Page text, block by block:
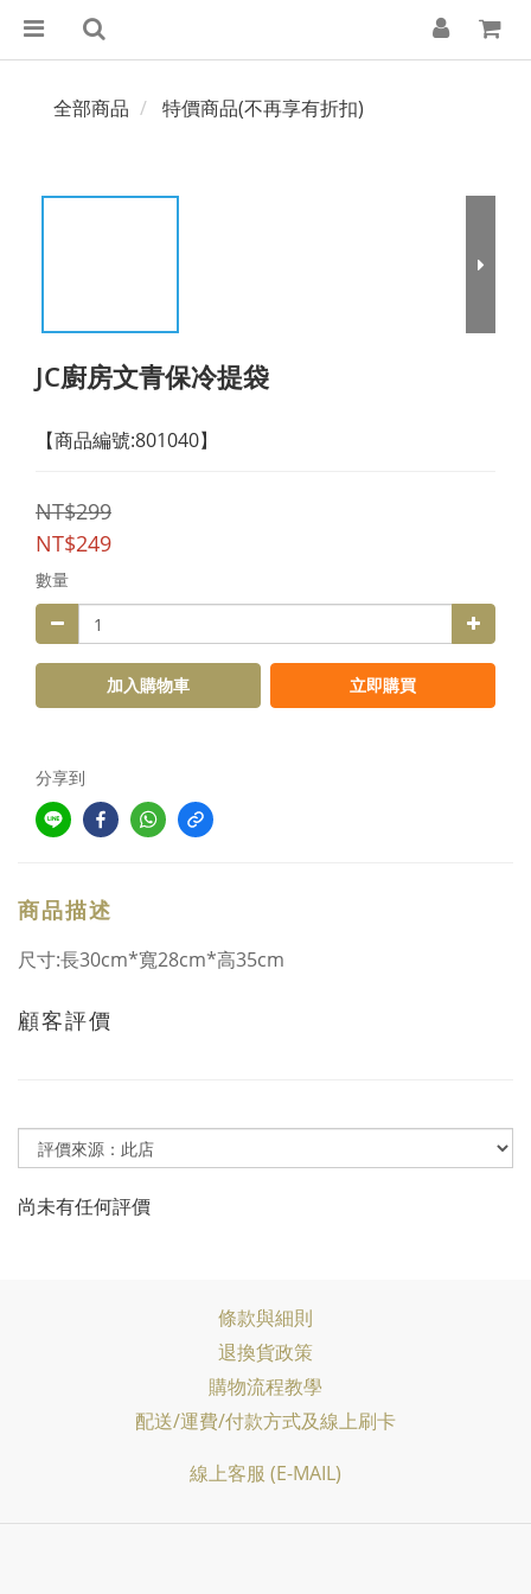
全部商品 特價商品(不再享有折扣)
JC廚房文青保冷提袋
【商品編號:801040】
NT$299
NT$249
數量
加入購物車 立即購買
分享到
商品描述
尺寸:長30cm*寬28cm*高35cm
顧客評價
尚未有任何評價
條款與細則
退換貨政策
購物流程教學
配送/運費/付款方式及線上刷卡
線上客服 (E-MAIL)